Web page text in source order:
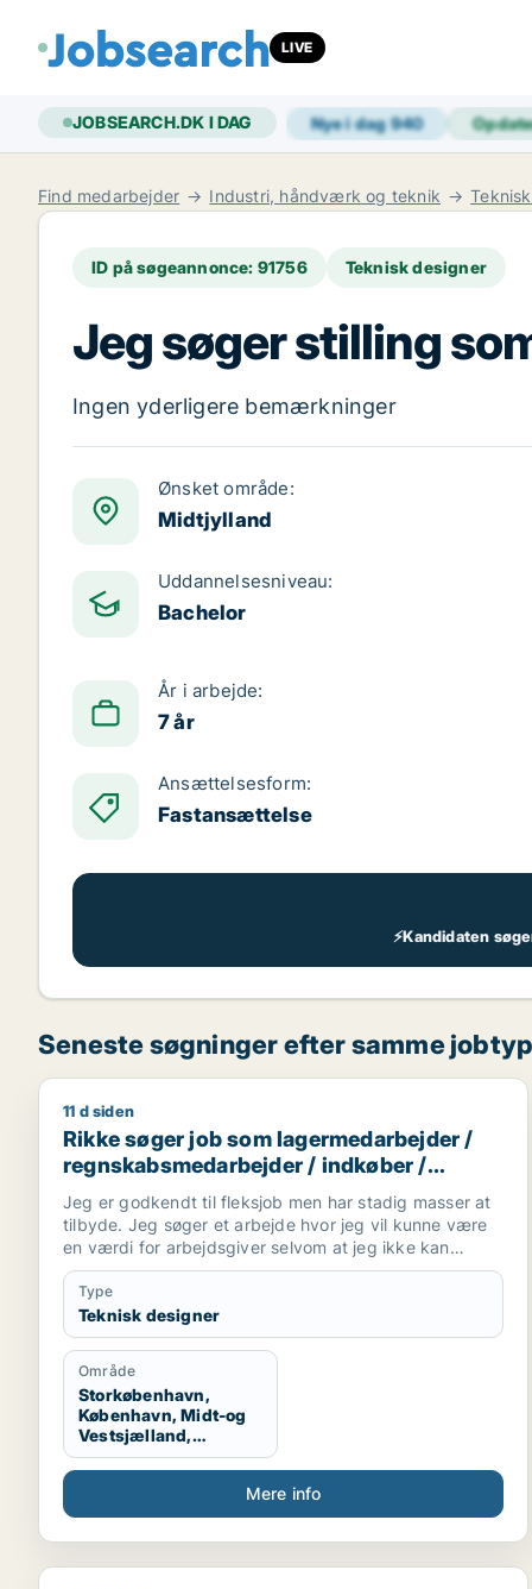
LIVE
JOBSEARCH.DK I DAG Nye i dag940
Find medarbejder Industri, håndværk og teknik
ID på søgeannonce: 91756 Teknisk designer
Jeg søger stilling
Ingen yderligere bemærkninger
Ønsket område:
Midtjylland
Uddannelsesniveau:
Bachelor
År i arbejde:
7 år
Ansættelsesform:
Fastansættelse
⚡Kandidaten
Seneste søgninger efter samme
Rikke søger job som lagermedarbejder /
11 d siden
Rikke søger job som lagermedarbejder /
regnskabsmedarbejder / indkøber /
receptionist / maskintekniker
Jeg er godkendt til fleksjob men har stadig masser at
tilbyde. Jeg søger et arbejde hvor jeg vil kunne være
en værdi for arbejdsgiver selvom at jeg ikke kan
arbejde i en fuldtidsstilling. Jeg er ikke bleg for at
prøve noget nyt og søger derfor ikke kun inde for en
bestemt branche
Type
Teknisk designer
Område
Storkøbenhavn,
København, Midt-og
Vestsjælland,
Sydsjælland, Hele
Sjælland
Mere info